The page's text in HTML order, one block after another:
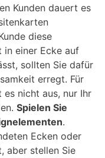
Kunden dauert es
diese
einer Ecke auf
sollten Sie dafür
erregt. Für
nicht aus, nur Ihr
Spielen Sie
.
Ecken oder
aber stellen Sie